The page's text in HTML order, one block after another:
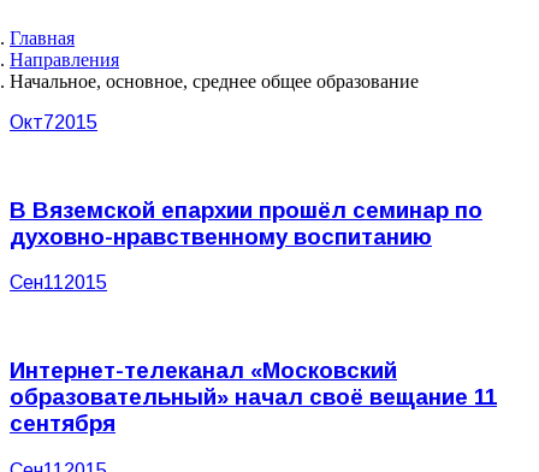
Главная
Направления
Начальное, основное, среднее общее образование
Окт72015
В Вяземской епархии прошёл семинар по
духовно-нравственному воспитанию
Сен112015
Интернет-телеканал «Московский
образовательный» начал своё вещание 11
сентября